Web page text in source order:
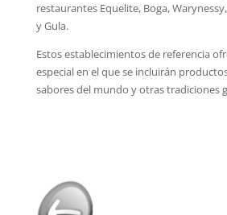
restaurantes Equelite, Boga,
y Gula.
Estos establecimientos de referencia
especial en el que se incluirán
sabores del mundo y otras tradiciones